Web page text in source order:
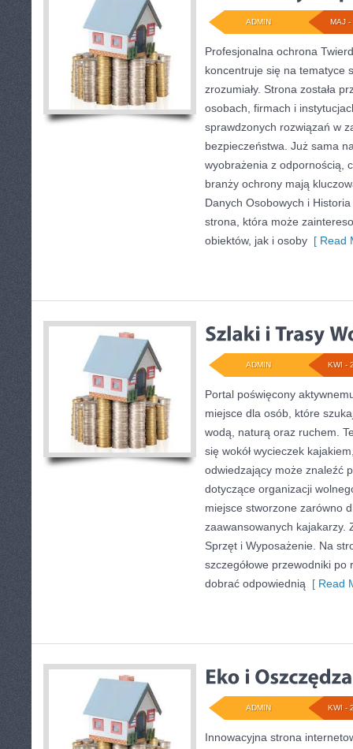
MAJ -
ADMIN
Profesjonalna ochrona
koncentruje się na tematyce
zrozumiały. Strona została
osobach, firmach i
sprawdzonych rozwiązań w
bezpieczeństwa. Już sama
wyobrażenia z odpornością,
branży ochrony mają
Danych Osobowych i
strona, która może
obiektów, jak i osoby [ Read
KWI -
ADMIN
Portal poświęcony
miejsce dla osób, które
wodą, naturą oraz ruchem.
się wokół wycieczek
odwiedzający może znaleźć
dotyczące organizacji
miejsce stworzone zarówno
zaawansowanych kajakarzy.
Sprzęt i Wyposażenie. Na
szczegółowe przewodniki
dobrać odpowiednią [ Read
KWI -
ADMIN
Innowacyjna strona